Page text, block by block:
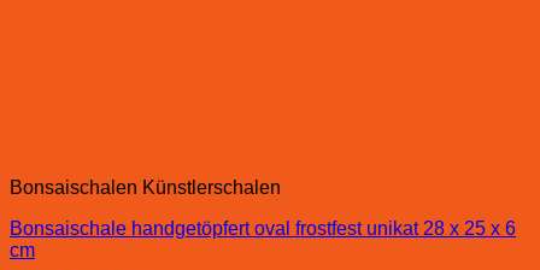
Bonsaischalen Künstlerschalen
Bonsaischale handgetöpfert oval frostfest unikat 28 x 25 x 6
cm